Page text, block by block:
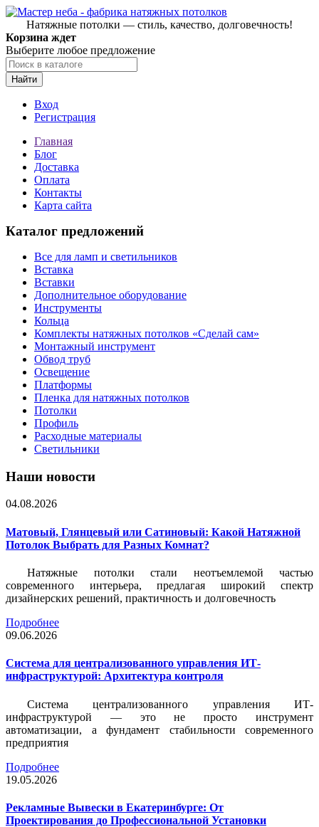
Натяжные потолки — стиль, качество, долговечность!
Корзина ждет
Выберите любое предложение
Найти
Вход
Регистрация
Главная
Блог
Доставка
Оплата
Контакты
Карта сайта
Каталог предложений
Все для ламп и светильников
Вставка
Вставки
Дополнительное оборудование
Инструменты
Кольца
Комплекты натяжных потолков «Сделай сам»
Монтажный инструмент
Обвод труб
Освещение
Платформы
Пленка для натяжных потолков
Потолки
Профиль
Расходные материалы
Светильники
Наши новости
04.08.2026
Матовый, Глянцевый или Сатиновый: Какой Натяжной
Потолок Выбрать для Разных Комнат?
Натяжные потолки стали неотъемлемой частью
современного интерьера, предлагая широкий спектр
дизайнерских решений, практичность и долговечность
Подробнее
09.06.2026
Система для централизованного управления ИТ-
инфраструктурой: Архитектура контроля
Система централизованного управления ИТ-
инфраструктурой — это не просто инструмент
автоматизации, а фундамент стабильности современного
предприятия
Подробнее
19.05.2026
Рекламные Вывески в Екатеринбурге: От
Проектирования до Профессиональной Установки